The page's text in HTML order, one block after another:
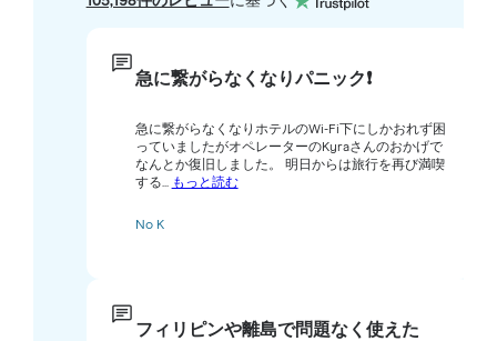
急に繋がらなくなりパニック❗️
急に繋がらなくなりホテルのWi-Fi下にしかおれず困
っていましたがオペレーターのKyraさんのおかげで
なんとか復旧しました。 明日からは旅行を再び満喫
する... もっと読む
No K
フィリピンや離島で問題なく使えた